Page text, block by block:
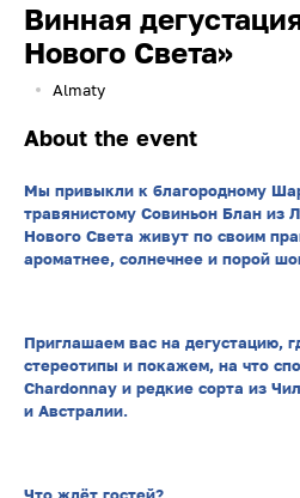
Винная
Нового Света»
Almaty
About the event
Мы привыкли к благородному
травянистому Совиньон Блан из
Нового Света живут по своим
ароматнее, солнечнее и порой
Приглашаем вас на дегустацию,
стереотипы и покажем, на что
Chardonnay и редкие сорта из
и Австралии.